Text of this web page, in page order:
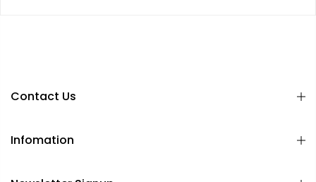
Contact Us
Infomation